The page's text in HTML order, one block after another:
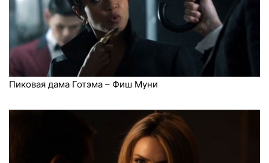
Пиковая дама Готэма – Фиш Муни